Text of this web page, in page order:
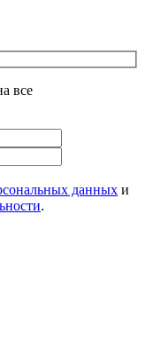
все
данных и
.